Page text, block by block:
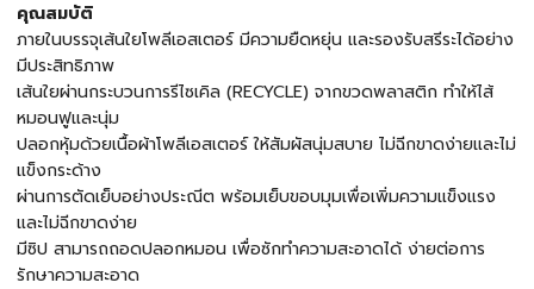
คุณสมบัติ
ภายในบรรจุเส้นใยโพลีเอสเตอร์ มีความยืดหยุ่น และรองรับสรีระได้อย่าง
มีประสิทธิภาพ
เส้นใยผ่านกระบวนการรีไซเคิล (RECYCLE) จากขวดพลาสติก ทำให้ไส้
หมอนฟูและนุ่ม
ปลอกหุ้มด้วยเนื้อผ้าโพลีเอสเตอร์ ให้สัมผัสนุ่มสบาย ไม่ฉีกขาดง่ายและไม่
แข็งกระด้าง
ผ่านการตัดเย็บอย่างประณีต พร้อมเย็บขอบมุมเพื่อเพิ่มความแข็งแรง
และไม่ฉีกขาดง่าย
มีซิป สามารถถอดปลอกหมอน เพื่อซักทำความสะอาดได้ ง่ายต่อการ
รักษาความสะอาด